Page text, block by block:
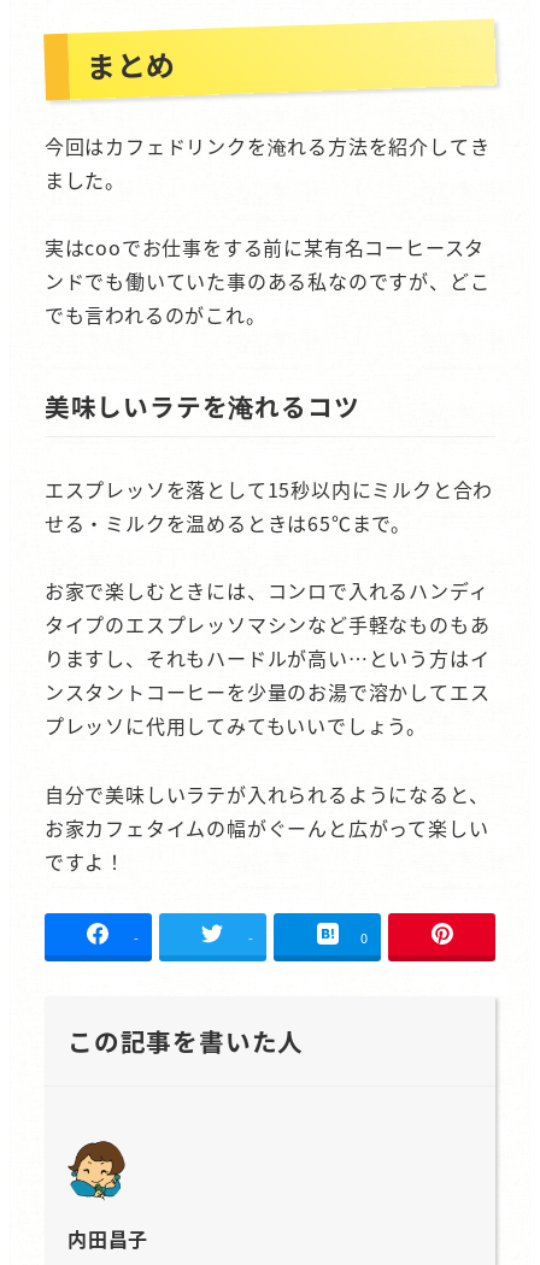
まとめ
今回はカフェドリンクを淹れる方法を紹介してき
ました。
実はcooでお仕事をする前に某有名コーヒースタ
ンドでも働いていた事のある私なのですが、どこ
でも言われるのがこれ。
美味しいラテを淹れるコツ
エスプレッソを落として15秒以内にミルクと合わ
せる・ミルクを温めるときは65℃まで。
お家で楽しむときには、コンロで入れるハンディ
タイプのエスプレッソマシンなど手軽なものもあ
りますし、それもハードルが高い…という方はイ
ンスタントコーヒーを少量のお湯で溶かしてエス
プレッソに代用してみてもいいでしょう。
自分で美味しいラテが入れられるようになると、
お家カフェタイムの幅がぐーんと広がって楽しい
ですよ！
- - 0
この記事を書いた人
内田昌子